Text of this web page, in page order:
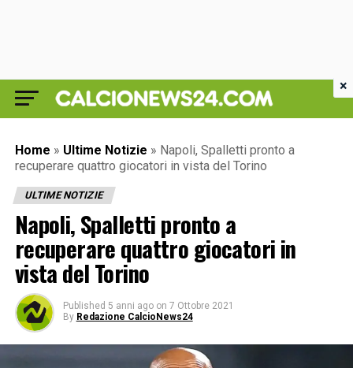
Home » Ultime Notizie » Napoli, Spalletti pronto a
recuperare quattro giocatori in vista del Torino
ULTIME NOTIZIE
Napoli, Spalletti pronto a
recuperare quattro giocatori in
vista del Torino
Published 5 anni ago on 7 Ottobre 2021
By Redazione CalcioNews24
×